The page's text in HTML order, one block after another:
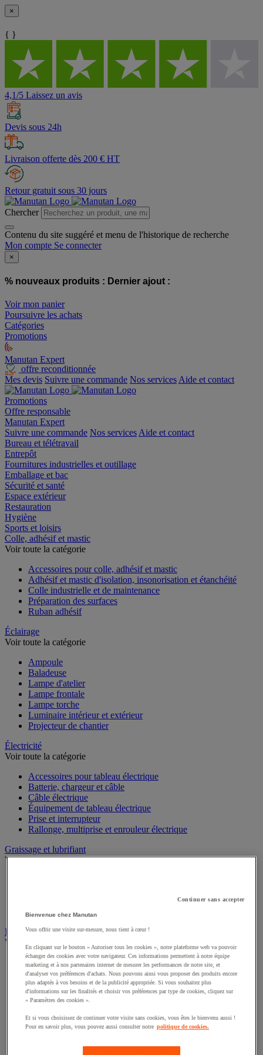
×
{ }
4,1/5 Laissez un avis
Devis sous 24h
Livraison offerte dès 200 € HT
Retour gratuit sous 30 jours
Chercher
Contenu du site suggéré et menu de l'historique de recherche
Mon compte Se connecter
×
% nouveaux produits : Dernier ajout :
Voir mon panier
Poursuivre les achats
Catégories
Promotions
Manutan Expert
offre reconditionnée
Mes devis Suivre une commande Nos services Aide et contact
Promotions
Offre responsable
Manutan Expert
Suivre une commande Nos services Aide et contact
Bureau et télétravail
Entrepôt
Fournitures industrielles et outillage
Emballage et bac
Sécurité et santé
Espace extérieur
Restauration
Hygiène
Sports et loisirs
Colle, adhésif et mastic
Voir toute la catégorie
Accessoires pour colle, adhésif et mastic
Adhésif et mastic d'isolation, insonorisation et étanchéité
Colle industrielle et de maintenance
Préparation des surfaces
Ruban adhésif
Éclairage
Voir toute la catégorie
Ampoule
Baladeuse
Lampe d'atelier
Lampe frontale
Lampe torche
Luminaire intérieur et extérieur
Projecteur de chantier
Électricité
Voir toute la catégorie
Accessoires pour tableau électrique
Batterie, chargeur et câble
Câble électrique
Équipement de tableau électrique
Prise et interrupteur
Rallonge, multiprise et enrouleur électrique
Graissage et lubrifiant
Voir toute la catégorie
Outils de graissage
Instrument de mesure
Voir toute la catégorie
Balance industrielle
Compteur et compteur-métreur
Dynamomètre
Équipement optique
Instrument de mesure de laboratoire
Mesure de distance
Mesure de la vitesse
Mesure d'électricité
Continuer sans accepter
Bienvenue chez Manutan
Vous offrir une visite sur-mesure, nous tient à cœur !
En cliquant sur le bouton « Autoriser tous les cookies », notre plateforme web va pouvoir
échanger des cookies avec votre navigateur. Ces informations permettent à notre équipe
marketing et à nos partenaires internet de mesurer les performances de notre site, et
d'analyser vos préférences d'achats. Nous pouvons ainsi vous proposer des produits encore
plus adaptés à vos besoins et de la publicité appropriée. Si vous souhaitez plus
d'informations sur les finalités et choisir vos préférences par type de cookies, cliquez sur
« Paramètres des cookies ».
Et si vous choisissez de continuer votre visite sans cookies, vous êtes le bienvenu aussi !
Pour en savoir plus, vous pouvez aussi consulter notre politique de cookies.